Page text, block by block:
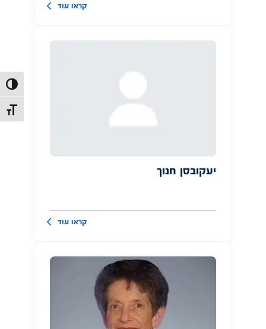
מתג
קראו עוד
יעקובסן חנוך
קראו עוד